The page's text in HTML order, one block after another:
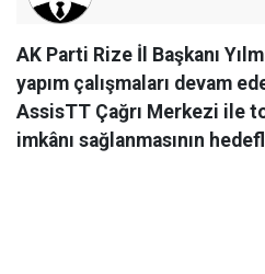
AK Parti Rize İl Başkanı
yapım çalışmaları devam
AssisTT Çağrı Merkezi ile
imkânı sağlanmasının